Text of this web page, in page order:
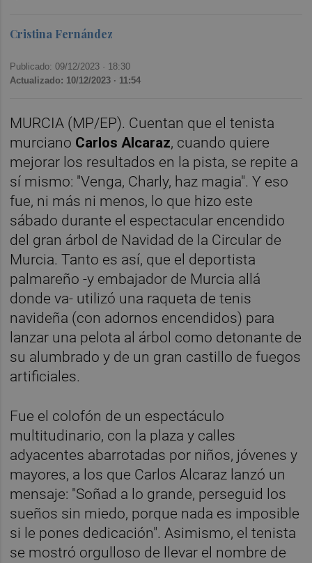
Cristina Fernández
Publicado: 09/12/2023 · 18:30
Actualizado: 10/12/2023 · 11:54
MURCIA (MP/EP). Cuentan que el tenista
murciano Carlos Alcaraz, cuando quiere
mejorar los resultados en la pista, se repite a
sí mismo: "Venga, Charly, haz magia". Y eso
fue, ni más ni menos, lo que hizo este
sábado durante el espectacular encendido
del gran árbol de Navidad de la Circular de
Murcia. Tanto es así, que el deportista
palmareño -y embajador de Murcia allá
donde va- utilizó una raqueta de tenis
navideña (con adornos encendidos) para
lanzar una pelota al árbol como detonante de
su alumbrado y de un gran castillo de fuegos
artificiales.
Fue el colofón de un espectáculo
multitudinario, con la plaza y calles
adyacentes abarrotadas por niños, jóvenes y
mayores, a los que Carlos Alcaraz lanzó un
mensaje: "Soñad a lo grande, perseguid los
sueños sin miedo, porque nada es imposible
si le pones dedicación". Asimismo, el tenista
se mostró orgulloso de llevar el nombre de